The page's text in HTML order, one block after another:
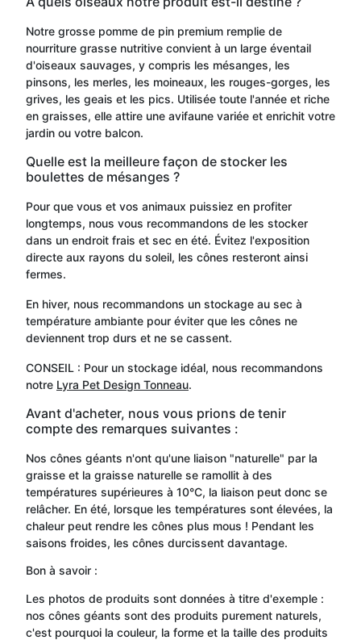
Notre grosse pomme de pin premium remplie de
nourriture grasse nutritive convient à un large éventail
d'oiseaux sauvages, y compris les mésanges, les
pinsons, les merles, les moineaux, les rouges-gorges, les
grives, les geais et les pics. Utilisée toute l'année et riche
en graisses, elle attire une avifaune variée et enrichit votre
jardin ou votre balcon.
Quelle est la meilleure façon de stocker les
boulettes de mésanges ?
Pour que vous et vos animaux puissiez en profiter
longtemps, nous vous recommandons de les stocker
dans un endroit frais et sec en été. Évitez l'exposition
directe aux rayons du soleil, les cônes resteront ainsi
fermes.
En hiver, nous recommandons un stockage au sec à
température ambiante pour éviter que les cônes ne
deviennent trop durs et ne se cassent.
CONSEIL : Pour un stockage idéal, nous recommandons
notre Lyra Pet Design Tonneau.
Avant d'acheter, nous vous prions de tenir
compte des remarques suivantes :
Nos cônes géants n'ont qu'une liaison "naturelle" par la
graisse et la graisse naturelle se ramollit à des
températures supérieures à 10°C, la liaison peut donc se
relâcher. En été, lorsque les températures sont élevées, la
chaleur peut rendre les cônes plus mous ! Pendant les
saisons froides, les cônes durcissent davantage.
Bon à savoir :
Les photos de produits sont données à titre d'exemple :
nos cônes géants sont des produits purement naturels,
c'est pourquoi la couleur, la forme et la taille des produits